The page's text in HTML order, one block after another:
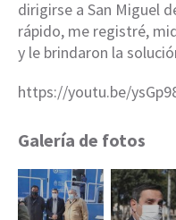
dirigirse a San Miguel
rápido, me registré,
y le brindaron la
https://youtu.be/
Galería de fotos